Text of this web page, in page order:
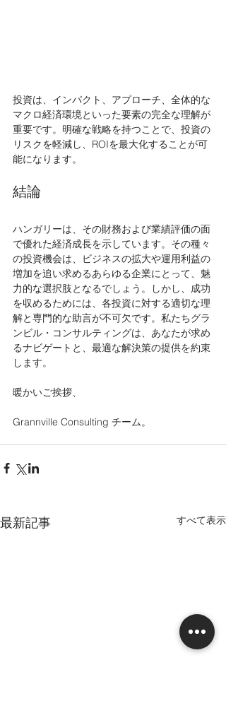
投資は、インパクト、アプローチ、全体的な
マクロ経済環境といった要素の完全な理解が
重要です。明確な戦略を持つことで、投資の
リスクを軽減し、ROIを最大化することが可
能になります。
結論
ハンガリーは、その財務および業績評価の面
で優れた経済成長を示しています。その種々
の投資機会は、ビジネスの拡大や運用利益の
増加を追い求めるあらゆる企業にとって、魅
力的な選択肢となるでしょう。しかし、成功
を収めるためには、各投資に対する適切な理
解と専門的な助言が不可欠です。私たちグラ
ンビル・コンサルティングは、あなたが求め
るナビゲートと、最適な解決策の提供を約束
します。
暖かいご挨拶、
Grannville Consulting チーム。
最新記事 すべて表示